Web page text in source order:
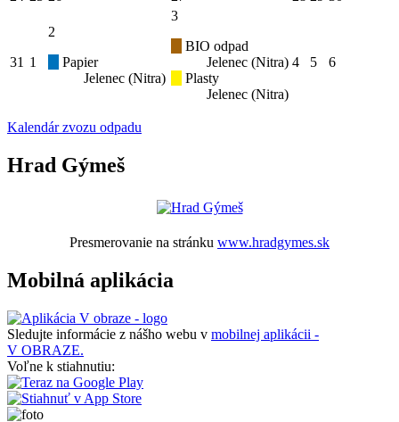
31 1
2
Papier
Jelenec (Nitra)
3
BIO odpad
Jelenec (Nitra)
Plasty
Jelenec (Nitra)
4 5 6
Kalendár zvozu odpadu
Hrad Gýmeš
Presmerovanie na stránku www.hradgymes.sk
Mobilná aplikácia
Sledujte informácie z nášho webu v mobilnej aplikácii -
V OBRAZE.
Voľne k stiahnutiu: